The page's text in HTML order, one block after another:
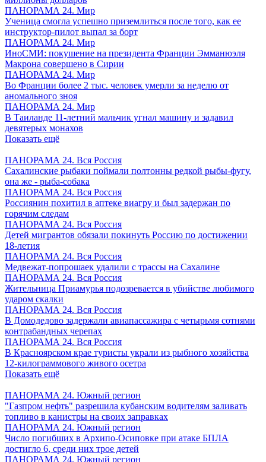
ПАНОРАМА 24. Мир
Ученица смогла успешно приземлиться после того, как ее
инструктор-пилот выпал за борт
ПАНОРАМА 24. Мир
ИноСМИ: покушение на президента Франции Эмманюэля
Макрона совершено в Сирии
ПАНОРАМА 24. Мир
Во Франции более 2 тыс. человек умерли за неделю от
аномального зноя
ПАНОРАМА 24. Мир
В Таиланде 11-летний мальчик угнал машину и задавил
девятерых монахов
Показать ещё
ПАНОРАМА 24. Вся Россия
Сахалинские рыбаки поймали полтонны редкой рыбы-фугу,
она же - рыба-собака
ПАНОРАМА 24. Вся Россия
Россиянин похитил в аптеке виагру и был задержан по
горячим следам
ПАНОРАМА 24. Вся Россия
Детей мигрантов обязали покинуть Россию по достижении
18-летия
ПАНОРАМА 24. Вся Россия
Медвежат-попрошаек удалили с трассы на Сахалине
ПАНОРАМА 24. Вся Россия
Жительница Приамурья подозревается в убийстве любимого
ударом скалки
ПАНОРАМА 24. Вся Россия
В Домодедово задержали авиапассажира с четырьмя сотнями
контрабандных черепах
ПАНОРАМА 24. Вся Россия
В Красноярском крае туристы украли из рыбного хозяйства
12-килограммового живого осетра
Показать ещё
ПАНОРАМА 24. Южный регион
"Газпром нефть" разрешила кубанским водителям заливать
топливо в канистры на своих заправках
ПАНОРАМА 24. Южный регион
Число погибших в Архипо-Осиповке при атаке БПЛА
достигло 6, среди них трое детей
ПАНОРАМА 24. Южный регион